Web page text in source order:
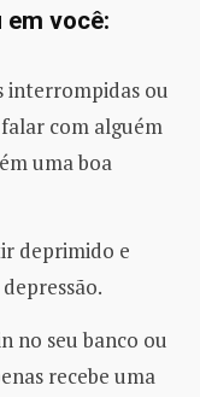
em você:
interrompidas ou
com alguém
uma boa
deprimido e
no seu banco ou
recebe uma